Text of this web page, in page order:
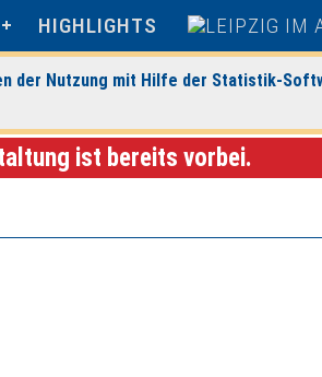
HIGHLIGHTS
der Nutzung mit Hilfe der Statistik-
ist bereits vorbei.